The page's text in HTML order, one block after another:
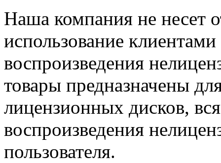
Наша компания не несет
использование
воспроизведения
товары предназначены
лицензионных дисков,
воспроизведения
пользователя.